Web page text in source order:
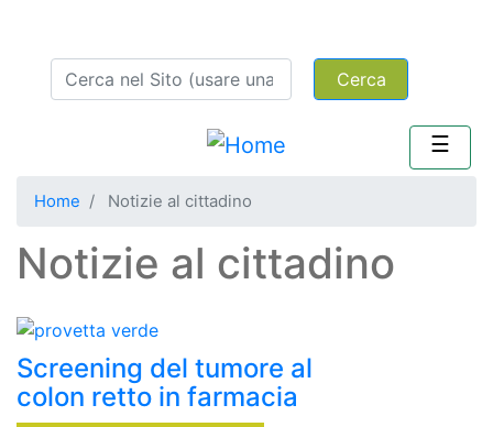
contenuto
principale
Cerca
Home Notizie al cittadino
Notizie al cittadino
Screening del tumore al
colon retto in farmacia